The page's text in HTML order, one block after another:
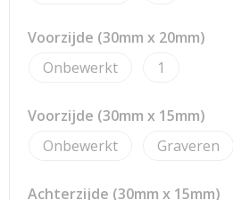
Goodiebags
Aktetassen
Trolleys
Voorzijde (30mm x 20mm)
Onbewerkt
1
Voorzijde (30mm x 15mm)
Onbewerkt
Graveren
Achterzijde (30mm x 15mm)